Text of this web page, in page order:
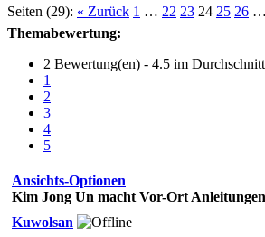
Seiten (29): « Zurück 1 … 22 23 24 25 26 …
Themabewertung:
2 Bewertung(en) - 4.5 im Durchschnitt
1
2
3
4
5
Ansichts-Optionen
Kim Jong Un macht Vor-Ort Anleitungen
Kuwolsan